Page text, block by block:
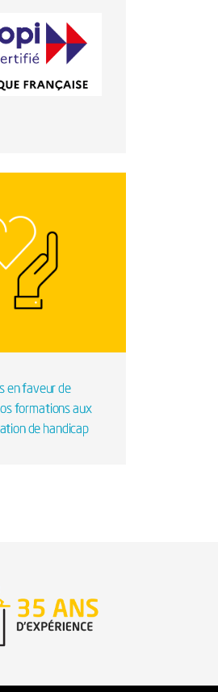
en faveur de
formations aux
de handicap